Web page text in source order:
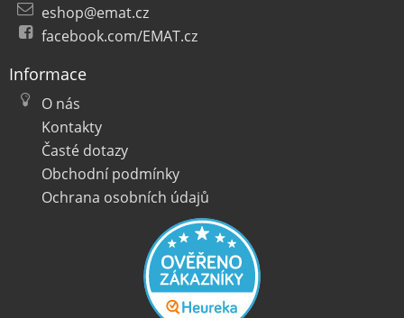
eshop@emat.cz
facebook.com/EMAT.cz
Informace
O nás
Kontakty
Časté dotazy
Obchodní podmínky
Ochrana osobních údajů